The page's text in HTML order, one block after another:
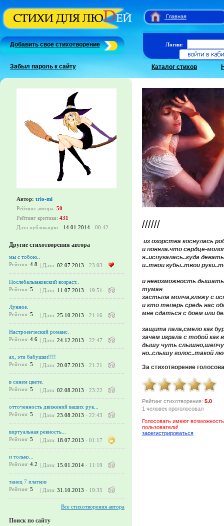
Главная
Добавить свое стихотворение
Забыл пароль к сайту
Логин:
Каталог стихов
Автор: trio-mi
Рейтинг автора: 50
Рейтинг критика: 431
Дата публикации - 14.01.2014 - 00:42
Другие стихотворения автора
мы с тобою..
Рейтинг 4.8 | Дата: 02.07.2013 - 23:03
Послебальзаковский возраст..
Рейтинг 5 | Дата: 11.07.2013 - 19:51
Лунное.
Рейтинг 5 | Дата: 25.10.2013 - 21:16
Настроенческий романс.
Рейтинг 4.6 | Дата: 24.12.2013 - 22:47
ах, эти бабушки!!!!
Рейтинг 5 | Дата: 20.07.2013 - 21:21
в синем цвете.
Рейтинг 5 | Дата: 02.08.2013 - 23:22
отточенность движений ваших рук...
Рейтинг 5 | Дата: 23.08.2013 - 22:43
виртуальная ревность...
Рейтинг 5 | Дата: 18.07.2013 - 01:17
и только...
Рейтинг 4.2 | Дата: 15.01.2014 - 11:19
танец 7 платков
Рейтинг 5 | Дата: 31.10.2013 - 19:35
Все стихотворения автора
Поиск по сайту
//////
из озорства коснулась
и поняла.что сердце-
я..испугалась..куда
и..твои губы..твои
и невозможность дышать
туман
застыла молча,гляжу с
и кто теперь средь нас
мне сдаться с боем или
защита пала,смело как
зачем играла с тобой как
дышу чуть слышно,шепчу
но..слышу голос..такой
За стихотворение
Рейтинг стихотворения: 5.0
1 человек проголосовал
Голосовать имеют
пользователи!
зарегистрироваться